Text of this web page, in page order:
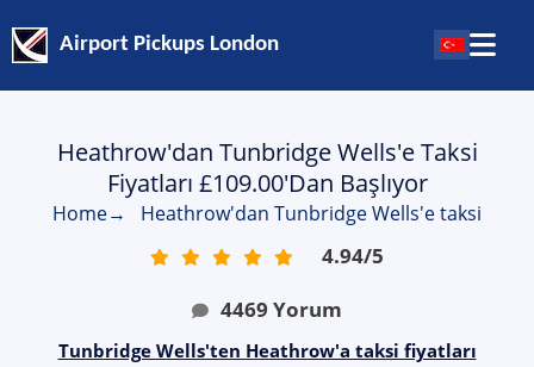
Airport Pickups London
Heathrow'dan Tunbridge Wells'e Taksi
Fiyatları £109.00'dan Başlıyor
Home→ Heathrow'dan Tunbridge Wells'e taksi
4.94/5
4469 Yorum
Tunbridge Wells'ten Heathrow'a taksi fiyatları